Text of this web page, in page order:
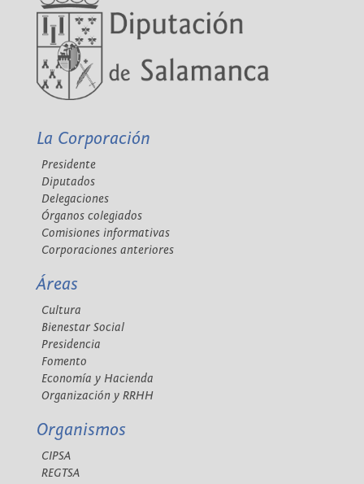
La Corporación
Presidente
Diputados
Delegaciones
Órganos colegiados
Comisiones informativas
Corporaciones anteriores
Áreas
Cultura
Bienestar Social
Presidencia
Fomento
Economía y Hacienda
Organización y RRHH
Organismos
CIPSA
REGTSA